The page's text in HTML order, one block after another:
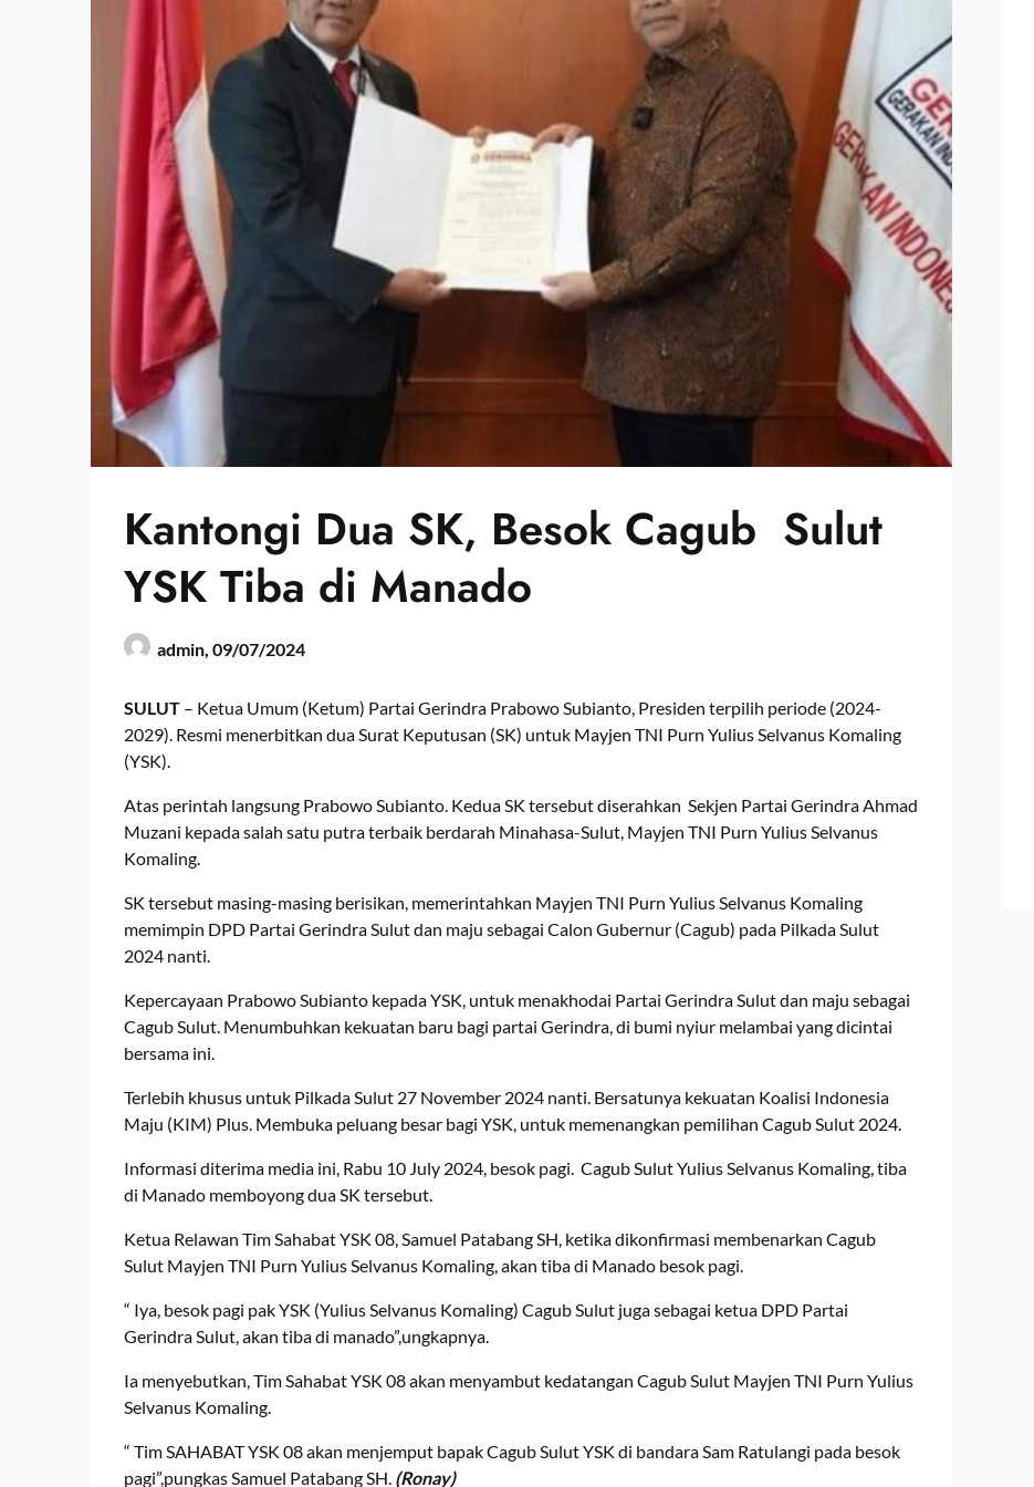
Kantongi Dua SK, Besok Cagub Sulut
YSK Tiba di Manado
admin, 09/07/2024
SULUT – Ketua Umum (Ketum) Partai Gerindra Prabowo Subianto, Presiden terpilih periode (2024-
2029). Resmi menerbitkan dua Surat Keputusan (SK) untuk Mayjen TNI Purn Yulius Selvanus Komaling
(YSK).
Atas perintah langsung Prabowo Subianto. Kedua SK tersebut diserahkan Sekjen Partai Gerindra Ahmad
Muzani kepada salah satu putra terbaik berdarah Minahasa-Sulut, Mayjen TNI Purn Yulius Selvanus
Komaling.
SK tersebut masing-masing berisikan, memerintahkan Mayjen TNI Purn Yulius Selvanus Komaling
memimpin DPD Partai Gerindra Sulut dan maju sebagai Calon Gubernur (Cagub) pada Pilkada Sulut
2024 nanti.
Kepercayaan Prabowo Subianto kepada YSK, untuk menakhodai Partai Gerindra Sulut dan maju sebagai
Cagub Sulut. Menumbuhkan kekuatan baru bagi partai Gerindra, di bumi nyiur melambai yang dicintai
bersama ini.
Terlebih khusus untuk Pilkada Sulut 27 November 2024 nanti. Bersatunya kekuatan Koalisi Indonesia
Maju (KIM) Plus. Membuka peluang besar bagi YSK, untuk memenangkan pemilihan Cagub Sulut 2024.
Informasi diterima media ini, Rabu 10 July 2024, besok pagi. Cagub Sulut Yulius Selvanus Komaling, tiba
di Manado memboyong dua SK tersebut.
Ketua Relawan Tim Sahabat YSK 08, Samuel Patabang SH, ketika dikonfirmasi membenarkan Cagub
Sulut Mayjen TNI Purn Yulius Selvanus Komaling, akan tiba di Manado besok pagi.
“ Iya, besok pagi pak YSK (Yulius Selvanus Komaling) Cagub Sulut juga sebagai ketua DPD Partai
Gerindra Sulut, akan tiba di manado”,ungkapnya.
Ia menyebutkan, Tim Sahabat YSK 08 akan menyambut kedatangan Cagub Sulut Mayjen TNI Purn Yulius
Selvanus Komaling.
“ Tim SAHABAT YSK 08 akan menjemput bapak Cagub Sulut YSK di bandara Sam Ratulangi pada besok
pagi”,pungkas Samuel Patabang SH. (Ronay)